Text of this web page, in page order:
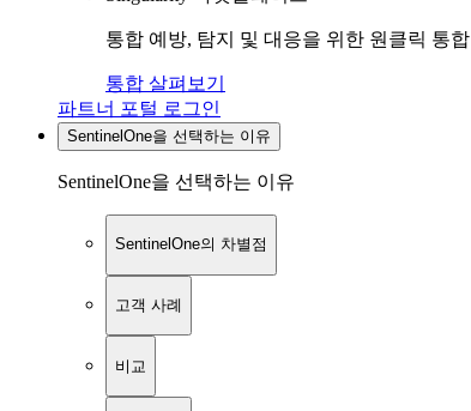
통합 예방, 탐지 및 대응을 위한 원클릭 통합
통합 살펴보기
파트너 포털 로그인
SentinelOne을 선택하는 이유
SentinelOne을 선택하는 이유
SentinelOne의 차별점
고객 사례
비교